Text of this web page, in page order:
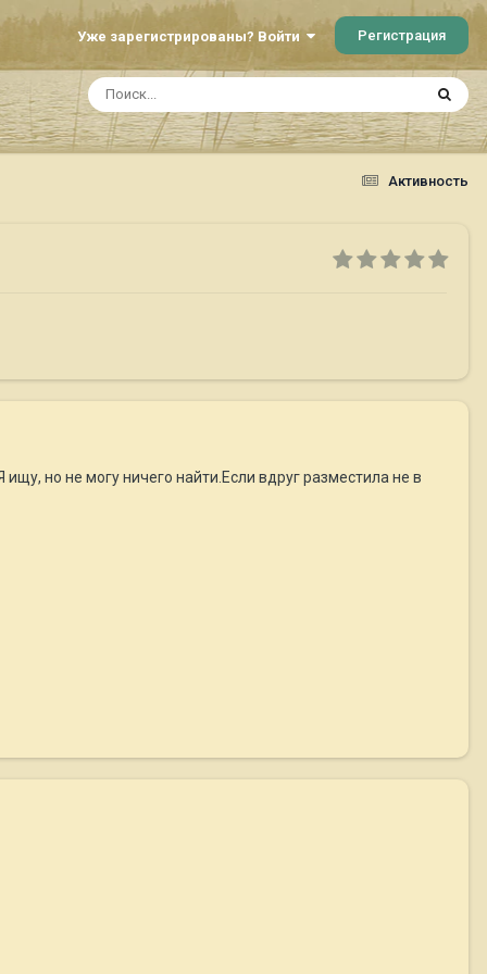
Уже зарегистрированы? Войти Регистрация
Активность
но не могу ничего найти.Если вдруг разместила не в